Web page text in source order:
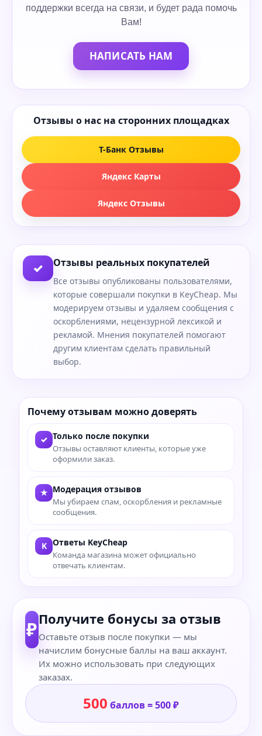
поддержки всегда на связи, и будет рада помочь
Вам!
НАПИСАТЬ НАМ
Отзывы о нас на сторонних площадках
Т-Банк Отзывы
Яндекс Карты
Яндекс Отзывы
✓ Отзывы реальных покупателей
Все отзывы опубликованы пользователями,
которые совершали покупки в KeyCheap. Мы
модерируем отзывы и удаляем сообщения с
оскорблениями, нецензурной лексикой и
рекламой. Мнения покупателей помогают
другим клиентам сделать правильный
выбор.
Почему отзывам можно доверять
✓ Только после покупки
Отзывы оставляют клиенты, которые уже
оформили заказ.
★ Модерация отзывов
Мы убираем спам, оскорбления и рекламные
сообщения.
K Ответы KeyCheap
Команда магазина может официально
отвечать клиентам.
₽Получите бонусы за отзыв
Оставьте отзыв после покупки — мы
начислим бонусные баллы на ваш аккаунт.
Их можно использовать при следующих
заказах.
500 баллов = 500 ₽